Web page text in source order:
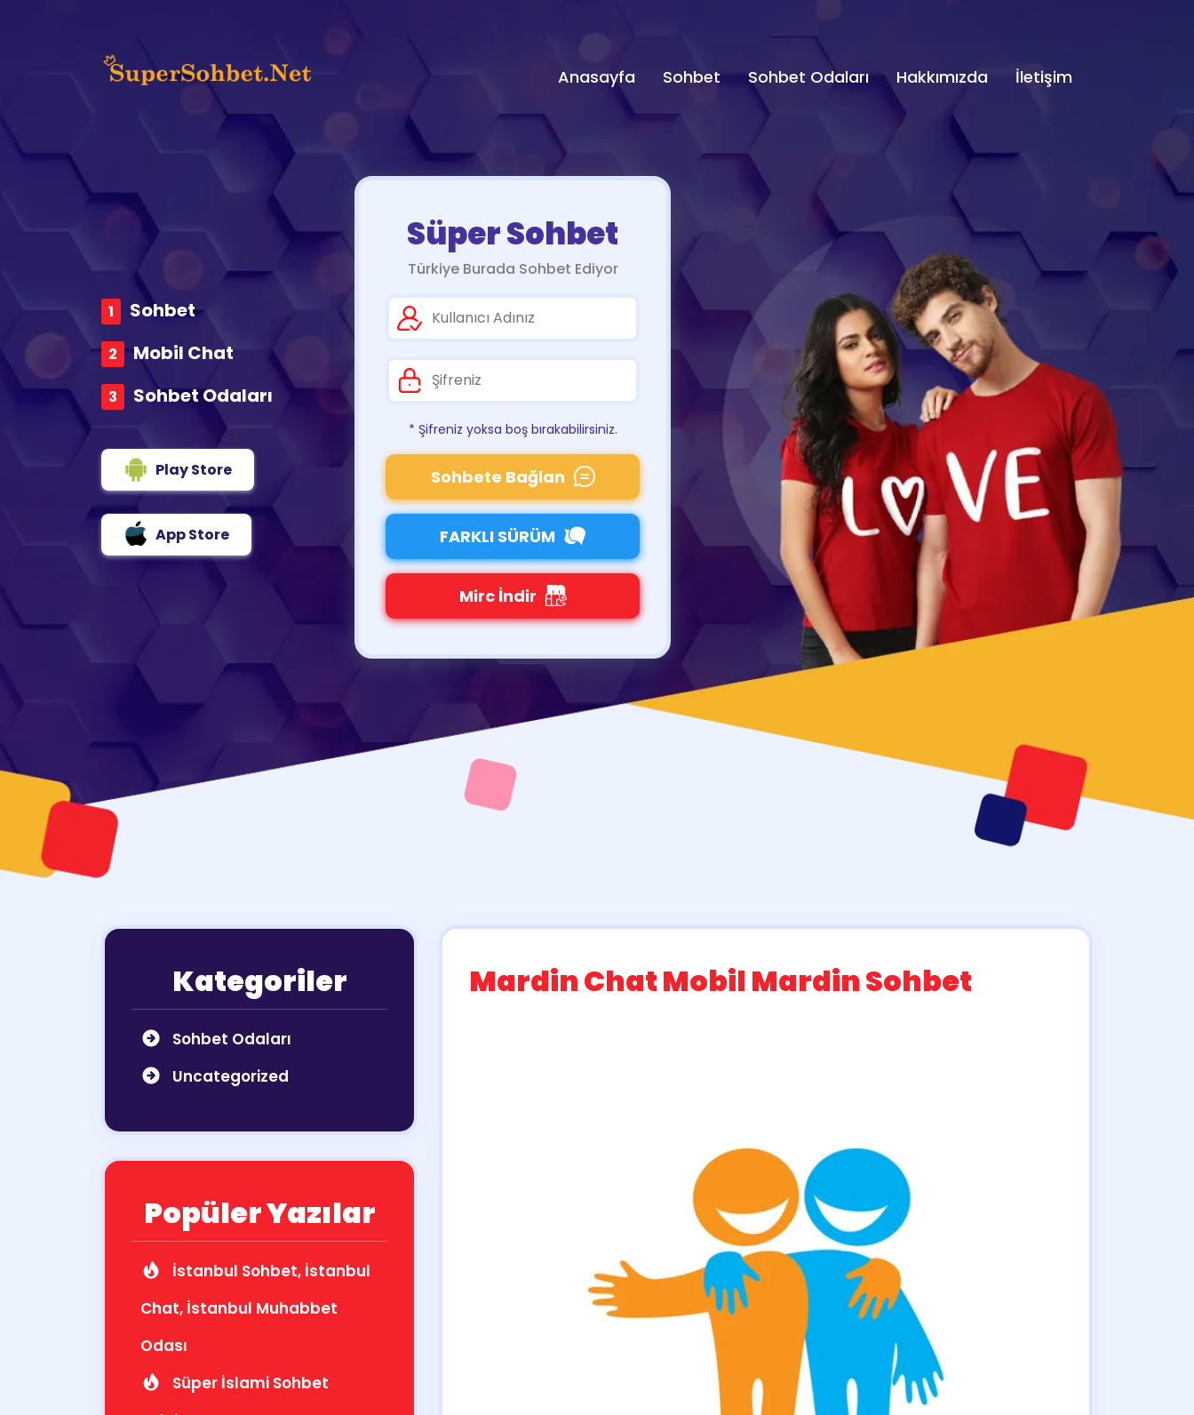
Anasayfa Sohbet Sohbet Odaları Hakkımızda İletişim
Sohbet
Mobil Chat
Sohbet Odaları
Play Store
App Store
Süper Sohbet
Türkiye Burada Sohbet Ediyor
* Şifreniz yoksa boş bırakabilirsiniz.
Sohbete Bağlan
FARKLI SÜRÜM
Mirc İndir
Kategoriler
Sohbet Odaları
Uncategorized
Popüler Yazılar
İstanbul Sohbet, İstanbul
Chat, İstanbul Muhabbet
Odası
Süper İslami Sohbet
Mardin Chat Mobil Mardin Sohbet